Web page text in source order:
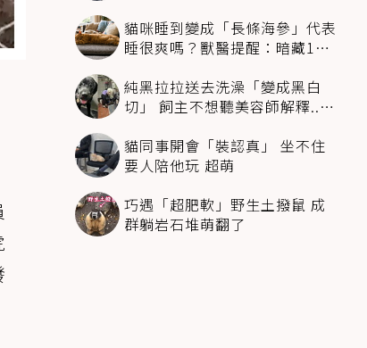
貓咪睡到變成「長條海參」代表
睡很爽嗎？獸醫提醒：暗藏1種
純黑拉拉送去洗澡「變成黑白
切」 飼主不想聽美容師解釋..衝
貓同事開會「裝認真」 坐不住
要人陪他玩 超萌
巧遇「超肥軟」野生土撥鼠 成
群躺岩石堆萌翻了